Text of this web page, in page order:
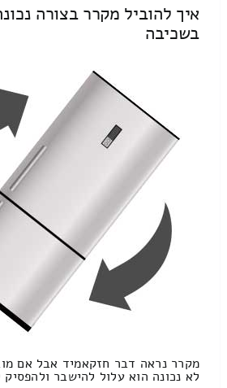
איך להוביל מקרר בצורה
בשכיבה
מקרר נראה דבר חזקאמיד אבל אם
לא נכונה הוא עלול להישבר